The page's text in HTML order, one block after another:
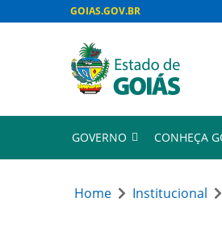
GOIAS.GOV.BR
GOVERNO CONHEÇA
Home Institucional